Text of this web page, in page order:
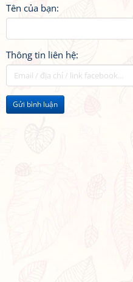
Tên của bạn:
Thông tin liên hệ:
Gửi bình luận